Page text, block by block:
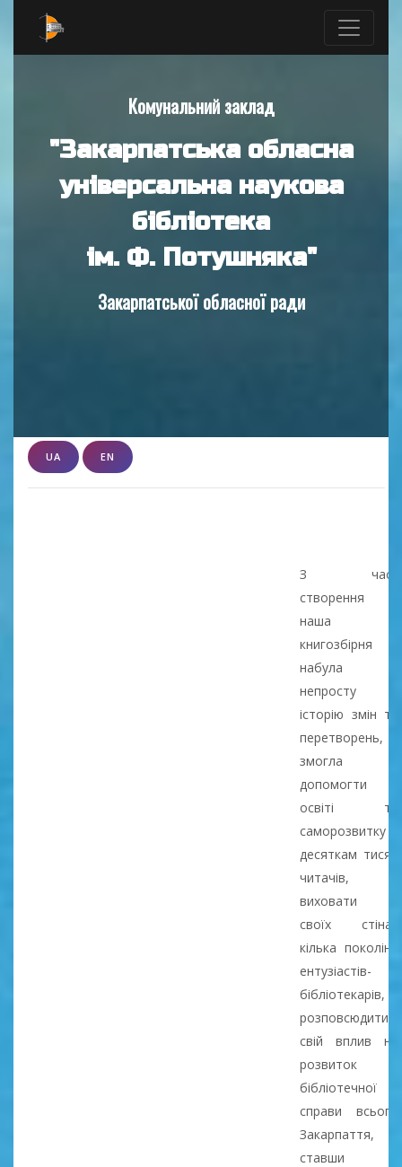
Комунальний заклад
"Закарпатська обласна
універсальна наукова
бібліотека
ім. Ф. Потушняка"
Закарпатської обласної ради
UA EN
З часу
створення
наша
книгозбірня
набула
непросту
історію змін та
перетворень,
змогла
допомогти в
освіті та
саморозвитку
десяткам тисяч
читачів,
виховати у
своїх стінах
кілька поколінь
ентузіастів-
бібліотекарів,
розповсюдити
свій вплив на
розвиток
бібліотечної
справи всього
Закарпаття,
ставши